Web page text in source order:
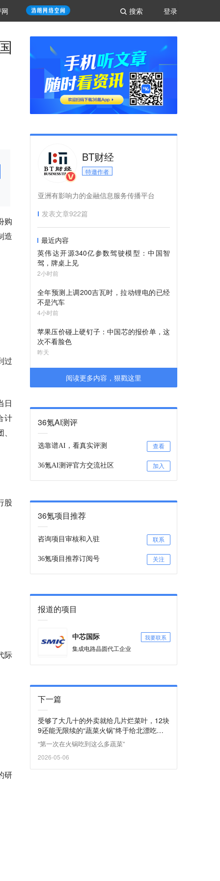
登录
搜索
购
造
过
日
计
股
际
研
BT财经
特邀作者
亚洲有影响力的金融信息服务传播平台
发表文章922篇
最近内容
英伟达开源340亿参数驾驶模型：中国智
驾，牌桌上见
2小时前
全年预测上调200吉瓦时，拉动锂电的已经
不是汽车
4小时前
苹果压价碰上硬钉子：中国芯的报价单，这
次不看脸色
昨天
阅读更多内容，狠戳这里
36氪AI测评
选靠谱AI，看真实评测 查看
36氪AI测评官方交流社区 加入
36氪项目推荐
咨询项目审核和入驻 联系
36氪项目推荐订阅号 关注
报道的项目
中芯国际 我要联系
集成电路晶圆代工企业
下一篇
受够了大几十的外卖就给几片烂菜叶，12块
9还能无限续的“蔬菜火锅”终于给北漂吃爽
了？
“第一次在火锅吃到这么多蔬菜”
2026-05-06